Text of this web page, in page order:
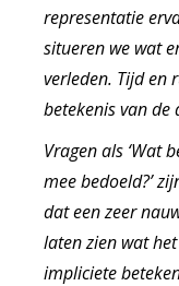
representatie
situeren we wat
verleden. Tijd en
betekenis van de
Vragen als ‘Wat
mee bedoeld?’
dat een zeer
laten zien wat
impliciete